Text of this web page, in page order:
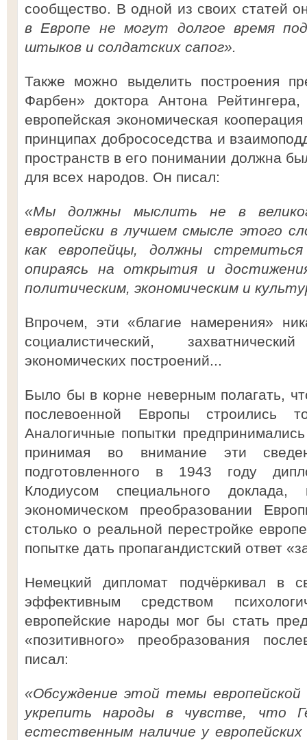
сообщество. В одной из своих статей
в Европе не могут долгое время
штыков и солдатских сапог».
Также можно выделить построения
Фарбен» доктора Антона
европейская экономическая
принципах добрососедства и
пространств в его понимании должна
для всех народов. Он писал:
«Мы должны мыслить не в
европейски в лучшем смысле этого
как европейцы, должны
опираясь на открытия и
политическим, экономическим и
Впрочем, эти «благие намерения»
социалистический,
экономических построений...
Было бы в корне неверным полагать,
послевоенной Европы строились
Аналогичные попытки
принимая во внимание эти
подготовленного в 1943 году
Клодиусом специального
экономическом преобразовании
столько о реальной перестройке
попытке дать пропагандистский ответ
Немецкий дипломат подчёркивал в
эффективным средством
европейские народы мог бы стать
«позитивного» преобразования
писал:
«Обсуждение этой темы
укрепить народы в чувстве, что
естественным наличие у